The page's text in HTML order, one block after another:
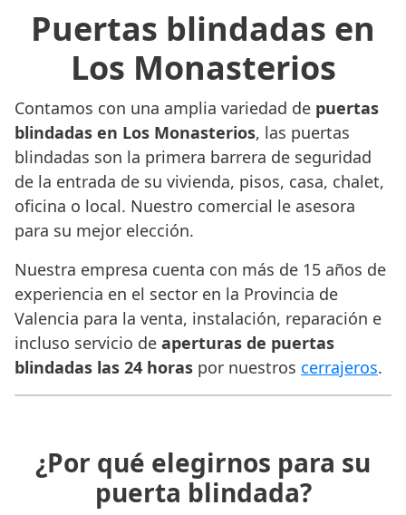
Puertas blindadas en
Los Monasterios
Contamos con una amplia variedad de puertas
blindadas en Los Monasterios, las puertas
blindadas son la primera barrera de seguridad
de la entrada de su vivienda, pisos, casa, chalet,
oficina o local. Nuestro comercial le asesora
para su mejor elección.
Nuestra empresa cuenta con más de 15 años de
experiencia en el sector en la Provincia de
Valencia para la venta, instalación, reparación e
incluso servicio de aperturas de puertas
blindadas las 24 horas por nuestros cerrajeros.
¿Por qué elegirnos para su
puerta blindada?